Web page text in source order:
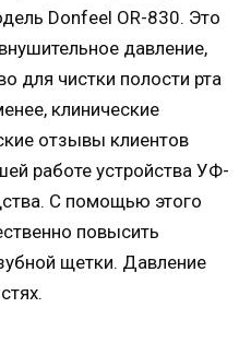
Donfeel OR-830. Это
давление,
для чистки полости рта
клинические
отзывы клиентов
работе устройства УФ-
С помощью этого
повысить
щетки. Давление